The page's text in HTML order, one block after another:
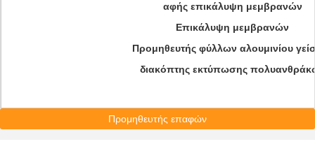
αφής επικάλυψη μεμβρανών
Επικάλυψη μεμβρανών
Προμηθευτής φύλλων αλουμινίου
διακόπτης εκτύπωσης
Προμηθευτής επαφών